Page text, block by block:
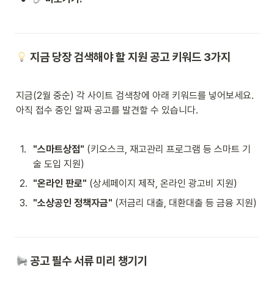
지금 당장 검색해야 할 지원 공고 키워드 3가지
지금(2월 중순) 각 사이트 검색창에 아래 키워드를 넣어보세요.
아직 접수 중인 알짜 공고를 발견할 수 있습니다.
1. "스마트상점" (키오스크, 재고관리 프로그램 등 스마트 기
술 도입 지원)
2. "온라인 판로" (상세페이지 제작, 온라인 광고비 지원)
3. "소상공인 정책자금" (저금리 대출, 대환대출 등 금융 지원)
공고 필수 서류 미리 챙기기